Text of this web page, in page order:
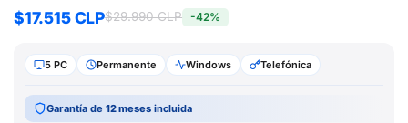
$17.515 CLP$29.990 CLP -42%
5 PC Permanente Windows Telefónica
Garantía de 12 meses incluida